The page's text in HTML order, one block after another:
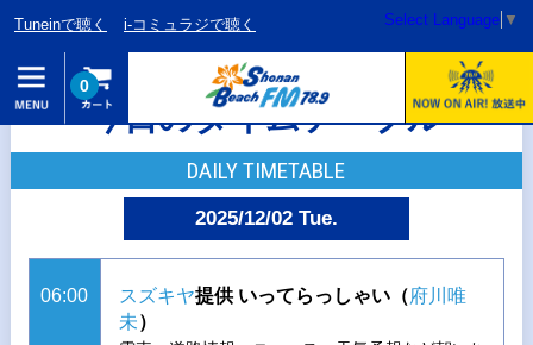
Tuneinで聴く i-コミュラジで聴く Select Language ▼
0
今日のタイムテーブル
DAILY TIMETABLE
2025/12/02 Tue.
06:00 スズキヤ提供 いってらっしゃい（府川唯
未）